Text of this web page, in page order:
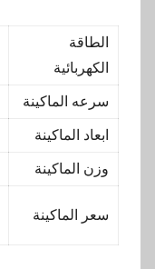
الطاقة
الكهربائية
سرعه الماكينة
ابعاد الماكينة
وزن الماكينة
سعر الماكينة